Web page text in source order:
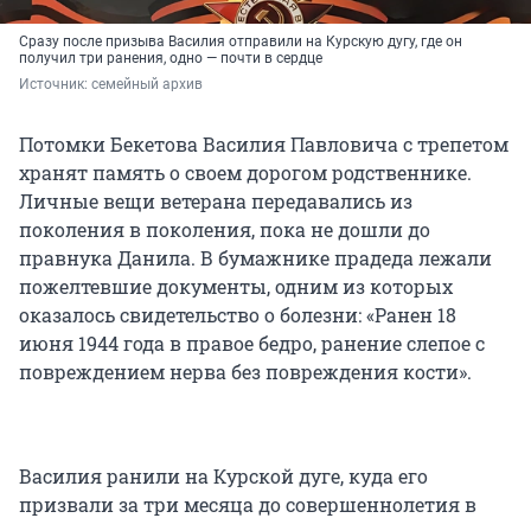
Сразу после призыва Василия отправили на Курскую дугу, где он
получил три ранения, одно — почти в сердце
Источник: семейный архив
Потомки Бекетова Василия Павловича с трепетом
хранят память о своем дорогом родственнике.
Личные вещи ветерана передавались из
поколения в поколения, пока не дошли до
правнука Данила. В бумажнике прадеда лежали
пожелтевшие документы, одним из которых
оказалось свидетельство о болезни: «Ранен 18
июня 1944 года в правое бедро, ранение слепое с
повреждением нерва без повреждения кости».
Василия ранили на Курской дуге, куда его
призвали за три месяца до совершеннолетия в